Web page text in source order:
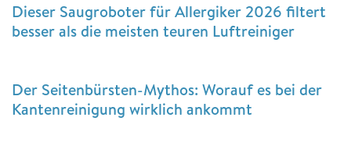
Dieser Saugroboter für Allergiker 2026 filtert
besser als die meisten teuren Luftreiniger
Der Seitenbürsten-Mythos: Worauf es bei der
Kantenreinigung wirklich ankommt